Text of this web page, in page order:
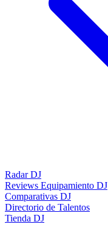
Radar DJ
Reviews Equipamiento DJ
Comparativas DJ
Directorio de Talentos
Tienda DJ